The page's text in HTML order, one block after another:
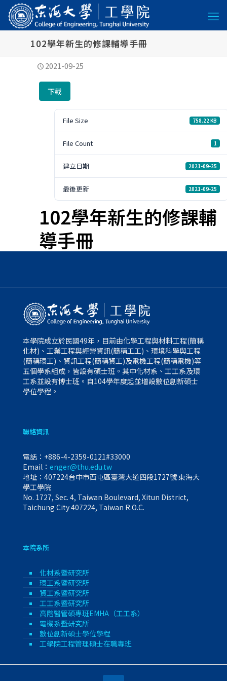
102學年新生的修課輔導手冊
2021-09-25
下載
File Size 758.22 KB
File Count 1
建立日期 2021-09-25
最後更新 2021-09-25
102學年新生的修課輔
導手冊
本學院成立於民國49年，目前由化學工程與材料工程(簡稱
化材)、工業工程與經營資訊(簡稱工工)、環境科學與工程
(簡稱環工)、資訊工程(簡稱資工)及電機工程(簡稱電機)等
五個學系組成，皆設有碩士班。其中化材系、工工系及環
工系並設有博士班。自104學年度起並增設數位創新碩士
學位學程。
聯絡資訊
電話： +886-4-2359-0121#33000
Email： enger@thu.edu.tw
地址：407224台中市西屯區臺灣大道四段1727號 東海大
學工學院
No. 1727, Sec. 4, Taiwan Boulevard, Xitun District,
Taichung City 407224, Taiwan R.O.C.
本院系所
化材系暨研究所
環工系暨研究所
資工系暨研究所
工工系暨研究所
高階醫管碩專班EMHA（工工系）
電機系暨研究所
數位創新碩士學位學程
工學院工程管理碩士在職專班